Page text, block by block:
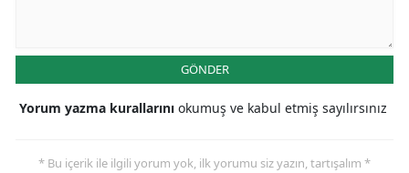
GÖNDER
Yorum yazma kurallarını okumuş ve kabul etmiş sayılırsınız
* Bu içerik ile ilgili yorum yok, ilk yorumu siz yazın, tartışalım *